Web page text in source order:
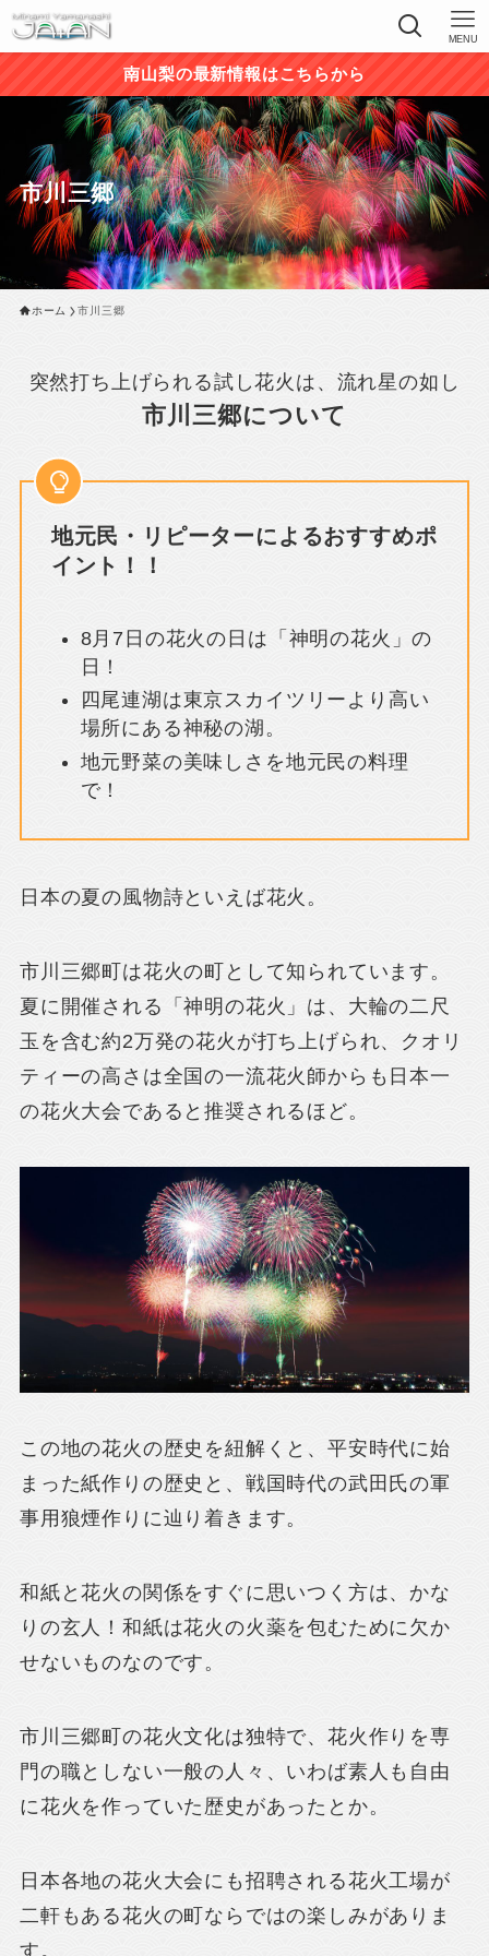
MENU
南山梨の最新情報はこちらから
市川三郷
ホーム 市川三郷
突然打ち上げられる試し花火は、流れ星の如し
市川三郷について
地元民・リピーターによるおすすめポ
イント！！
8月7日の花火の日は「神明の花火」の
日！
四尾連湖は東京スカイツリーより高い
場所にある神秘の湖。
地元野菜の美味しさを地元民の料理
で！
日本の夏の風物詩といえば花火。
市川三郷町は花火の町として知られています。
夏に開催される「神明の花火」は、大輪の二尺
玉を含む約2万発の花火が打ち上げられ、クオリ
ティーの高さは全国の一流花火師からも日本一
の花火大会であると推奨されるほど。
この地の花火の歴史を紐解くと、平安時代に始
まった紙作りの歴史と、戦国時代の武田氏の軍
事用狼煙作りに辿り着きます。
和紙と花火の関係をすぐに思いつく方は、かな
りの玄人！和紙は花火の火薬を包むために欠か
せないものなのです。
市川三郷町の花火文化は独特で、花火作りを専
門の職としない一般の人々、いわば素人も自由
に花火を作っていた歴史があったとか。
日本各地の花火大会にも招聘される花火工場が
二軒もある花火の町ならではの楽しみがありま
す。